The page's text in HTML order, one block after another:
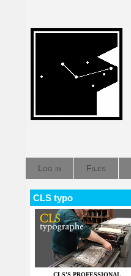
Log in Files
CLS typo
CLS'S PROFESSIONAL